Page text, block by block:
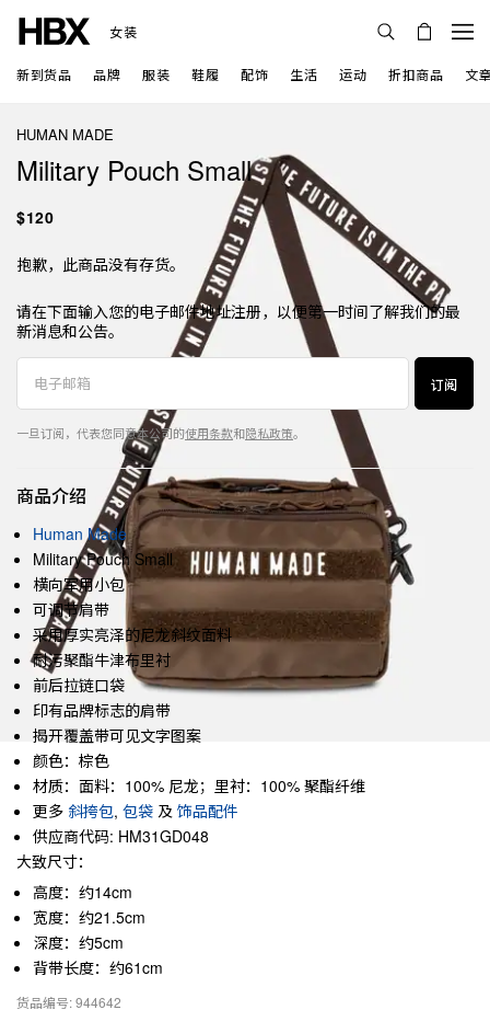
女装
新到货品 品牌 服装 鞋履 配饰 生活 运动 折扣商品 文
HUMAN MADE
Military Pouch Small
$120
抱歉，此商品没有存货。
请在下面输入您的电子邮件地址注册，以便第一时间了解我们的最
新消息和公告。
订阅
一旦订阅，代表您同意本公司的使用条款和隐私政策。
商品介绍
Human Made
Military Pouch Small
横向军用小包
可调节肩带
采用厚实亮泽的尼龙斜纹面料
耐污聚酯牛津布里衬
前后拉链口袋
印有品牌标志的肩带
揭开覆盖带可见文字图案
颜色：棕色
材质：面料：100% 尼龙；里衬：100% 聚酯纤维
更多 斜挎包, 包袋 及 饰品配件
供应商代码: HM31GD048
大致尺寸：
高度：约14cm
宽度：约21.5cm
深度：约5cm
背带长度：约61cm
货品编号: 944642